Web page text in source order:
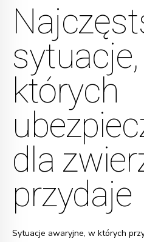
których
dla
przydaje
Sytuacje awaryjne, w których